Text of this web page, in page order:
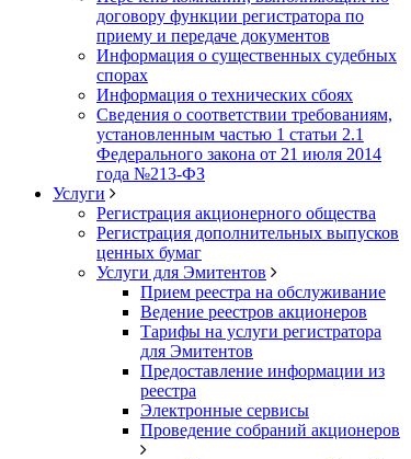
договору функции регистратора по
приему и передаче документов
Информация о существенных судебных
спорах
Информация о технических сбоях
Сведения о соответствии требованиям,
установленным частью 1 статьи 2.1
Федерального закона от 21 июля 2014
года №213-ФЗ
Услуги
Регистрация акционерного общества
Регистрация дополнительных выпусков
ценных бумаг
Услуги для Эмитентов
Прием реестра на обслуживание
Ведение реестров акционеров
Тарифы на услуги регистратора
для Эмитентов
Предоставление информации из
реестра
Электронные сервисы
Проведение собраний акционеров